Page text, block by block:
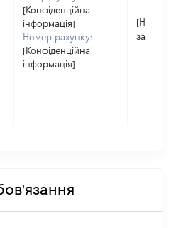
[Конфіденційна
інформація]
Номер рахунку:
[Конфіденційна
інформація]
[Не